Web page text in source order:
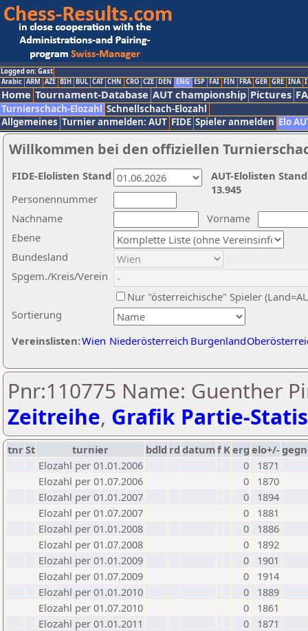
Logged on: Gast
Arabic ARM AZE BIH BUL CAT CHN CRO CZE DEN ENG ESP FAI FIN FRA GER GRE INA
Home Tournament-Database AUT championship Pictures
Turnierschach-Elozahl Schnellschach-Elozahl
Allgemeines Turnier anmelden: AUT FIDE Spieler anmelden Elo
Willkommen bei den offiziellen
Nachname
Vorname
Ebene
Sortierung
Personennummer
Bundesland
Spgem./Kreis/Verein
Nur "österreichische" Spieler
Vereinslisten:Wien Niederösterreich Burgenland
AUT-Elolisten
13.945
FIDE-Elolisten Stand
Pnr:110775 Name: Guenther
Zeitreihe, Grafik Partie-
tnrSt turnier bdld rd datumf Kerg elo+/-
Elozahl per 01.01.2006
0
1871
Elozahl per 01.07.2006
0
1870
Elozahl per 01.01.2007
0
1894
Elozahl per 01.07.2007
0
1881
Elozahl per 01.01.2008
0
1886
Elozahl per 01.07.2008
0
1892
Elozahl per 01.01.2009
0
1901
Elozahl per 01.07.2009
0
1914
Elozahl per 01.01.2010
0
1889
Elozahl per 01.07.2010
0
1861
Elozahl per 01.01.2011
0
1871